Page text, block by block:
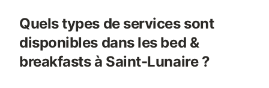
Quels types de services sont
disponibles dans les bed &
breakfasts à Saint-Lunaire ?